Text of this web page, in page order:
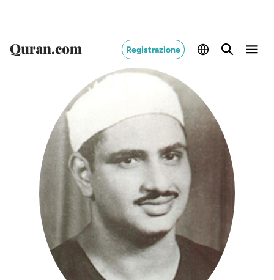
Registrazione
Switch Quran.com to English